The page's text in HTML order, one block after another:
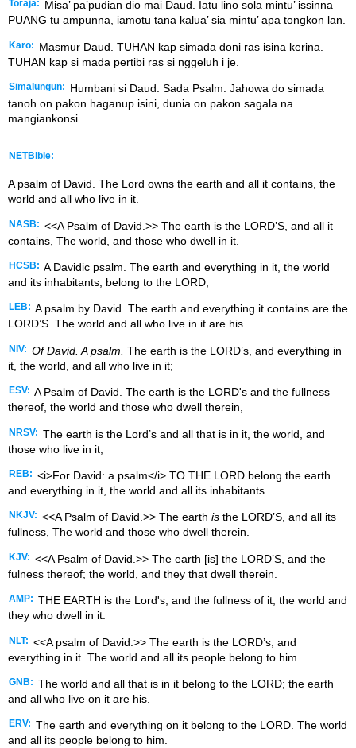
Toraja:
Misa’ pa’pudian dio mai Daud. Iatu lino sola mintu’ issinna
PUANG tu ampunna, iamotu tana kalua’ sia mintu’ apa tongkon lan.
Karo:
Masmur Daud. TUHAN kap simada doni ras isina kerina.
TUHAN kap si mada pertibi ras si nggeluh i je.
Simalungun:
Humbani si Daud. Sada Psalm. Jahowa do simada
tanoh on pakon haganup isini, dunia on pakon sagala na
mangiankonsi.
NETBible:
A psalm of David. The Lord owns the earth and all it contains, the
world and all who live in it.
NASB: <<A Psalm of David.>> The earth is the LORD’S, and all it
contains, The world, and those who dwell in it.
HCSB: A Davidic psalm. The earth and everything in it, the world
and its inhabitants, belong to the LORD;
LEB: A psalm by David. The earth and everything it contains are the
LORD’S. The world and all who live in it are his.
NIV: Of David. A psalm. The earth is the LORD’s, and everything in
it, the world, and all who live in it;
ESV: A Psalm of David. The earth is the LORD's and the fullness
thereof, the world and those who dwell therein,
NRSV: The earth is the Lord’s and all that is in it, the world, and
those who live in it;
REB: <i>For David: a psalm</i> TO THE LORD belong the earth
and everything in it, the world and all its inhabitants.
NKJV: <<A Psalm of David.>> The earth is the LORD’S, and all its
fullness, The world and those who dwell therein.
KJV: <<A Psalm of David.>> The earth [is] the LORD’S, and the
fulness thereof; the world, and they that dwell therein.
AMP: THE EARTH is the Lord's, and the fullness of it, the world and
they who dwell in it.
NLT: <<A psalm of David.>> The earth is the LORD’s, and
everything in it. The world and all its people belong to him.
GNB: The world and all that is in it belong to the LORD; the earth
and all who live on it are his.
ERV: The earth and everything on it belong to the LORD. The world
and all its people belong to him.